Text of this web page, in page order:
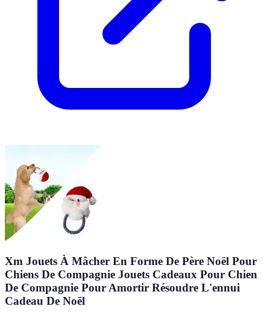
Xm Jouets À Mâcher En Forme De Père Noël Pour
Chiens De Compagnie Jouets Cadeaux Pour Chien
De Compagnie Pour Amortir Résoudre L'ennui
Cadeau De Noël